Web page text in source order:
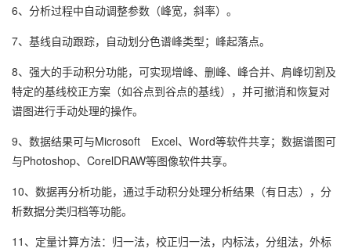
6、分析过程中自动调整参数（峰宽，斜率）。
7、基线自动跟踪，自动划分色谱峰类型；峰起落点。
8、强大的手动积分功能，可实现增峰、删峰、峰合并、肩峰切割及
特定的基线校正方案（如谷点到谷点的基线），并可撤消和恢复对
谱图进行手动处理的操作。
9、数据结果可与Microsoft Excel、Word等软件共享；数据谱图可
与Photoshop、CorelDRAW等图像软件共享。
10、数据再分析功能，通过手动积分处理分析结果（有日志），分
析数据分类归档等功能。
11、定量计算方法：归一法，校正归一法，内标法，分组法，外标